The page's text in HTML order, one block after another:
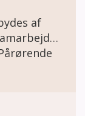
af
og